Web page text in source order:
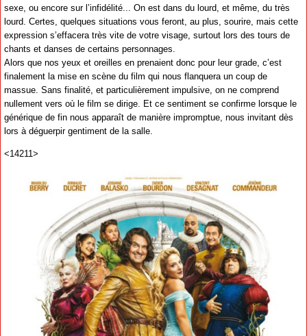
sexe, ou encore sur l’infidélité... On est dans du lourd, et même, du très
lourd. Certes, quelques situations vous feront, au plus, sourire, mais cette
expression s’effacera très vite de votre visage, surtout lors des tours de
chants et danses de certains personnages.
Alors que nos yeux et oreilles en prenaient donc pour leur grade, c’est
finalement la mise en scène du film qui nous flanquera un coup de
massue. Sans finalité, et particulièrement impulsive, on ne comprend
nullement vers où le film se dirige. Et ce sentiment se confirme lorsque le
générique de fin nous apparaît de manière impromptue, nous invitant dès
lors à déguerpir gentiment de la salle.
<14211>